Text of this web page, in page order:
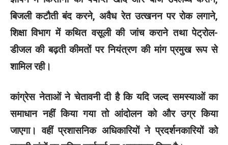
बिजली कटौती बंद करने, अवैध रेत उत्खनन पर रोक लगाने,
शिक्षा विभाग में कथित वसूली की जांच कराने तथा पेट्रोल-
डीजल की बढ़ती कीमतों पर नियंत्रण की मांग प्रमुख रूप से
शामिल रही।
कांग्रेस नेताओं ने चेतावनी दी है कि यदि जल्द समस्याओं का
समाधान नहीं किया गया तो आंदोलन को और उग्र किया
जाएगा। वहीं प्रशासनिक अधिकारियों ने प्रदर्शनकारियों को